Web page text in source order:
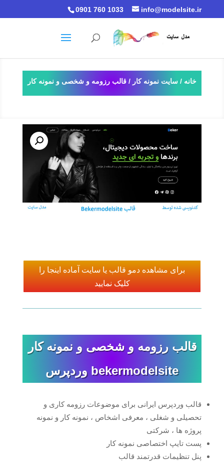
0901 760 1033 info@modelsite.ir
خانه / سایت نمونه کار / قالب رزومه و شخصی و نمونه کار
برای مشاهده دمو قالب یا سایت آماده اینجا را
کلیک نمایید
قالب رزومه و شخصی و نمونه کار
bekermodelsite وردپرس
قالب وردپرس ایرانی برای موضوعات رزومه کاری و
تحصیلی و شغلی ، معرفی اشخاص ، نمونه کار و نمونه
پروژه ها ، شرکتی
پست تایپ اختصاصی نمونه کار
پنل تنظیمات قدرتمند قالب